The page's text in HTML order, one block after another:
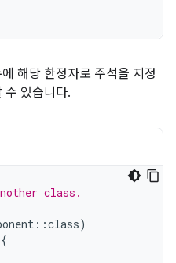
해당 한정자로 주석을 지정
수 있습니다.
class.
::class)
{